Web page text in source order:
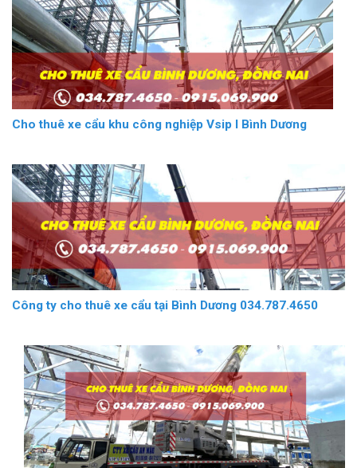
Cho thuê xe cẩu khu công nghiệp Vsip I Bình Dương
Công ty cho thuê xe cẩu tại Bình Dương 034.787.4650